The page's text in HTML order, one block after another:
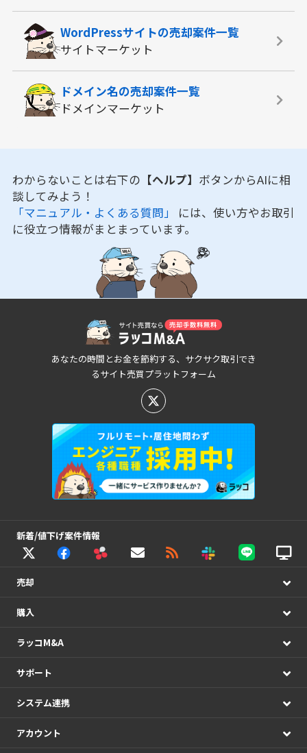
WordPressサイトの売却案件一覧
サイトマーケット
ドメイン名の売却案件一覧
ドメインマーケット
わからないことは右下の 【ヘルプ】 ボタンからAIに相
談してみよう！
「マニュアル・よくある質問」 には、使い方やお取引
に役立つ情報がまとまっています。
あなたの時間とお金を節約する、サクサク取引でき
るサイト売買プラットフォーム
新着/値下げ案件情報
売却
購入
ラッコM&A
サポート
システム連携
アカウント